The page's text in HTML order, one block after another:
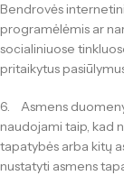
Bendrovės
programėlėmis ar
socialiniuose
pritaikytus
6. Asmens
naudojami taip, kad
tapatybės arba kitų
nustatyti asmens